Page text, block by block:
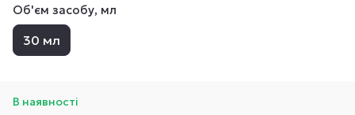
Об'єм засобу, мл
30 мл
В наявності